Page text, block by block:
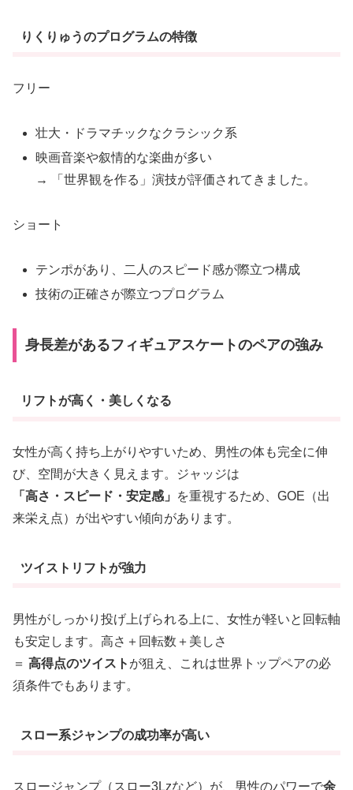
りくりゅうのプログラムの特徴
フリー
壮大・ドラマチックなクラシック系
映画音楽や叙情的な楽曲が多い
→ 「世界観を作る」演技が評価されてきました。
ショート
テンポがあり、二人のスピード感が際立つ構成
技術の正確さが際立つプログラム
身長差があるフィギュアスケートのペアの強み
リフトが高く・美しくなる
女性が高く持ち上がりやすいため、男性の体も完全に伸
び、空間が大きく見えます。ジャッジは
「高さ・スピード・安定感」
を重視するため、GOE（出
来栄え点）が出やすい傾向があります。
ツイストリフトが強力
男性がしっかり投げ上げられる上に、女性が軽いと回転軸
も安定します。高さ＋回転数＋美しさ
＝ 高得点のツイスト が狙え、これは世界トップペアの必
須条件でもあります。
スロー系ジャンプの成功率が高い
スロージャンプ（スロー3Lzなど）が、男性のパワーで余